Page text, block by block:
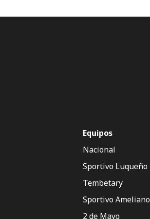
Equipos
Nacional
Sportivo Luqueño
Tembetary
Sportivo Ameliano
2 de Mayo